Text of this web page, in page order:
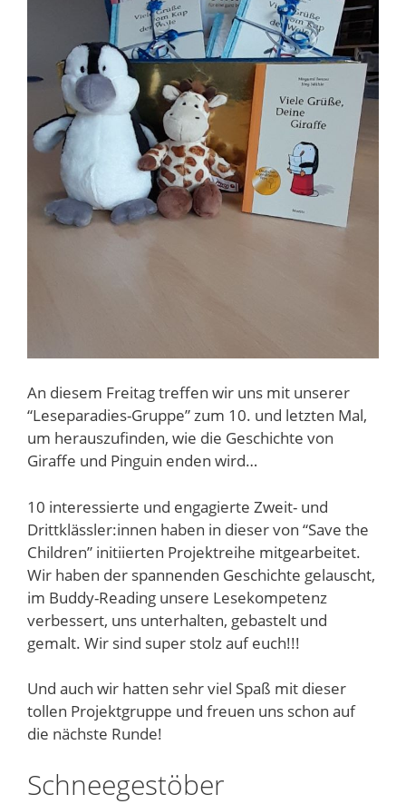
An diesem Freitag treffen wir uns mit unserer
“Leseparadies-Gruppe” zum 10. und letzten Mal,
um herauszufinden, wie die Geschichte von
Giraffe und Pinguin enden wird…
10 interessierte und engagierte Zweit- und
Drittklässler:innen haben in dieser von “Save the
Children” initiierten Projektreihe mitgearbeitet.
Wir haben der spannenden Geschichte gelauscht,
im Buddy-Reading unsere Lesekompetenz
verbessert, uns unterhalten, gebastelt und
gemalt. Wir sind super stolz auf euch!!!
Und auch wir hatten sehr viel Spaß mit dieser
tollen Projektgruppe und freuen uns schon auf
die nächste Runde!
Schneegestöber